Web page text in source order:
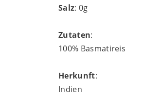
Salz: 0g
Zutaten:
100% Basmatireis
Herkunft:
Indien